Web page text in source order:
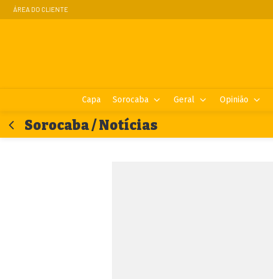
ÁREA DO CLIENTE
Capa Sorocaba Geral Opinião
Sorocaba / Notícias